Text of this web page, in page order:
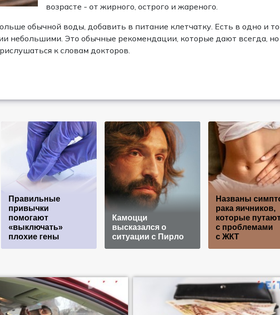
возрасте - от жирного, острого и жареного.
обычной воды, добавить в питание клетчатку. Есть в одно и то
небольшими. Это обычные рекомендации, которые дают всегда, но
к словам докторов.
Правильные
привычки
помогают
«выключать»
плохие гены
Камоцци
высказался о
ситуации с Пирло
Названы
рака яичников,
которые
с проблемами
с ЖКТ